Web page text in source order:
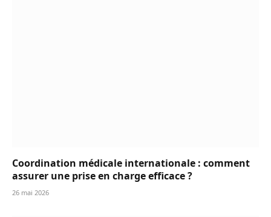
Coordination médicale internationale : comment
assurer une prise en charge efficace ?
26 mai 2026